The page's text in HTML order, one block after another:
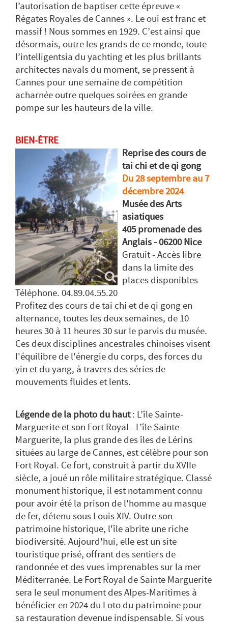
l’autorisation de baptiser cette épreuve «
Régates Royales de Cannes ». Le oui est franc et
massif ! Nous sommes en 1929. C’est ainsi que
désormais, outre les grands de ce monde, toute
l’intelligentsia du yachting et les plus brillants
architectes navals du moment, se pressent à
Cannes pour une semaine de compétition
acharnée outre quelques soirées en grande
pompe sur les hauteurs de la ville.
BIEN-ÊTRE
Reprise des cours de
tai chi et de qi gong
Du 28 septembre au 7
décembre 2024
Musée des Arts
asiatiques
405 promenade des
Anglais - 06200 Nice
Gratuit - Accès libre
dans la limite des
places disponibles
Téléphone. 04.89.04.55.20
Profitez des cours de tai chi et de qi gong en
alternance, toutes les deux semaines, de 10
heures 30 à 11 heures 30 sur le parvis du musée.
Ces deux disciplines ancestrales chinoises visent
l'équilibre de l'énergie du corps, des forces du
yin et du yang, à travers des séries de
mouvements fluides et lents.
Légende de la photo du haut: L’île Sainte-
Marguerite et son Fort Royal - L’île Sainte-
Marguerite, la plus grande des îles de Lérins
situées au large de Cannes, est célèbre pour son
Fort Royal. Ce fort, construit à partir du XVIIe
siècle, a joué un rôle militaire stratégique. Classé
monument historique, il est notamment connu
pour avoir été la prison de l'homme au masque
de fer, détenu sous Louis XIV. Outre son
patrimoine historique, l'île abrite une riche
biodiversité. Aujourd'hui, elle est un site
touristique prisé, offrant des sentiers de
randonnée et des vues imprenables sur la mer
Méditerranée. Le Fort Royal de Sainte Marguerite
sera le seul monument des Alpes-Maritimes à
bénéficier en 2024 du Loto du patrimoine pour
sa restauration devenue indispensable. Si vous